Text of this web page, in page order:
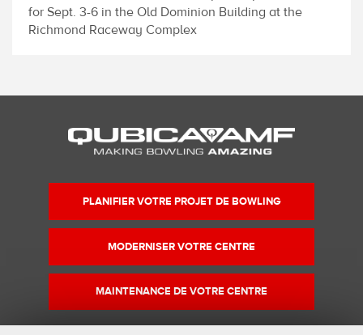
for Sept. 3-6 in the Old Dominion Building at the
Richmond Raceway Complex
PLANIFIER VOTRE PROJET DE BOWLING
MODERNISER VOTRE CENTRE
MAINTENANCE DE VOTRE CENTRE